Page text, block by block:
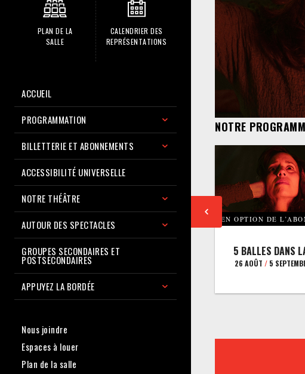
PLAN DE LA
SALLE
CALENDRIER DES
REPRÉSENTATIONS
ACCUEIL
PROGRAMMATION
BILLETTERIE ET ABONNEMENTS
ACCESSIBILITÉ UNIVERSELLE
NOTRE THÉÂTRE
AUTOUR DES SPECTACLES
GROUPES SECONDAIRES ET
POSTSECONDAIRES
APPUYEZ LA BORDÉE
Nous joindre
Espaces à louer
Plan de la salle
NOTRE
EN OPTION DE
5 BALLES DANS
26 AOÛT /5